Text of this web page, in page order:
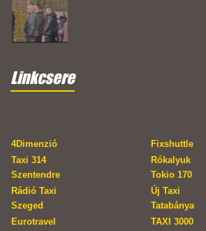
Linkcsere
4Dimenzió
Fixshuttle
Taxi 314
Szentendre
Rókalyuk
Tokio 170
Rádió Taxi
Szeged
Új Taxi
Tatabánya
Eurotravel
TAXI 3000